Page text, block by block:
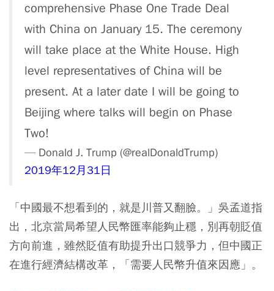
comprehensive Phase One Trade Deal
with China on January 15. The ceremony
will take place at the White House. High
level representatives of China will be
present. At a later date I will be going to
Beijing where talks will begin on Phase
Two!
— Donald J. Trump (@realDonaldTrump)
2019年12月31日
「中國最不想看到的，就是川普又翻臉。」吳孟道指
出，北京當局希望人民幣匯率能夠止穩，別再朝貶值
方向前進，雖然貶值有助提升出口競爭力，但中國正
在進行經濟結構改革，「需要人民幣升值來因應」。